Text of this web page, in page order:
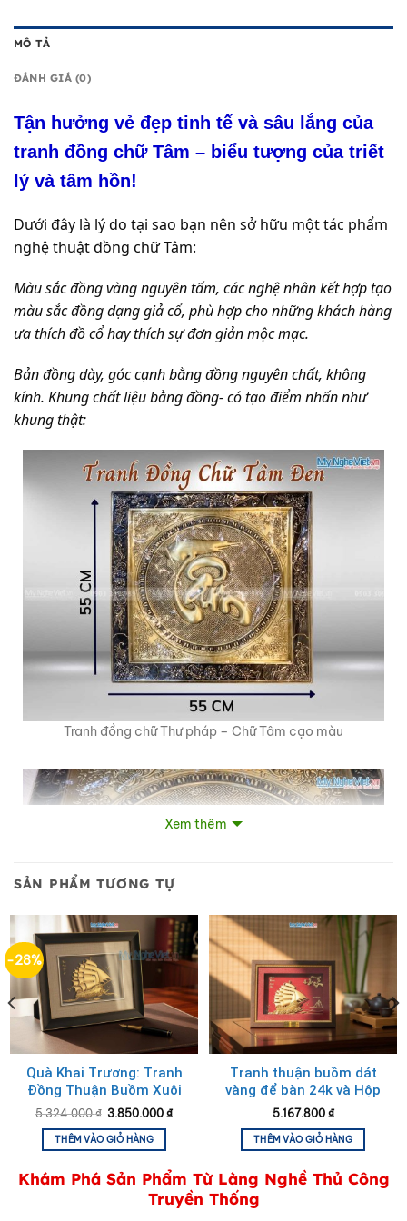
MÔ TẢ
ĐÁNH GIÁ (0)
Tận hưởng vẻ đẹp tinh tế và sâu lắng của
tranh đồng chữ Tâm – biểu tượng của triết
lý và tâm hồn!
Dưới đây là lý do tại sao bạn nên sở hữu một tác phẩm
nghệ thuật đồng chữ Tâm:
Màu sắc đồng vàng nguyên tấm, các nghệ nhân kết hợp tạo
màu sắc đồng dạng giả cổ, phù hợp cho những khách hàng
ưa thích đồ cổ hay thích sự đơn giản mộc mạc.
Bản đồng dày, góc cạnh bằng đồng nguyên chất, không
kính. Khung chất liệu bằng đồng- có tạo điểm nhấn như
khung thật:
Tranh đồng chữ Thư pháp – Chữ Tâm cạo màu
Tranh đồng chữ Thư pháp – Chữ Tâm cạo màu
Xem thêm
SẢN PHẨM TƯƠNG TỰ
-28%
Quà Khai Trương: Tranh
Đồng Thuận Buồm Xuôi
Gió
5.324.000₫ Giá
là:
5.324.000 ₫.
3.850.000₫Giá
THÊM VÀO GIỎ HÀNG
Tranh thuận buồm dát
vàng để bàn 24k và Hộp
xilot đỏ – MNVHD04.6
5.167.800 ₫
THÊM VÀO GIỎ HÀNG
Khám Phá Sản Phẩm Từ Làng Nghề Thủ Công
Truyền Thống